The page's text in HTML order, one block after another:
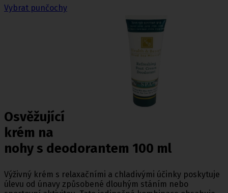
Vybrat punčochy
Osvěžující
krém na
nohy s deodorantem 100 ml
Výživný krém s relaxačními a chladivými účinky poskytuje
úlevu od únavy způsobené dlouhým stáním nebo